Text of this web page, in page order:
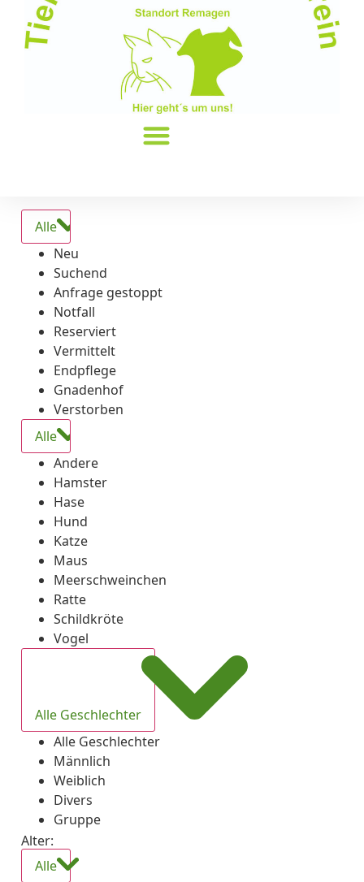
Alle
Neu
Suchend
Anfrage gestoppt
Notfall
Reserviert
Vermittelt
Endpflege
Gnadenhof
Verstorben
Alle
Andere
Hamster
Hase
Hund
Katze
Maus
Meerschweinchen
Ratte
Schildkröte
Vogel
Alle Geschlechter
Alle Geschlechter
Männlich
Weiblich
Divers
Gruppe
Alter:
Alle